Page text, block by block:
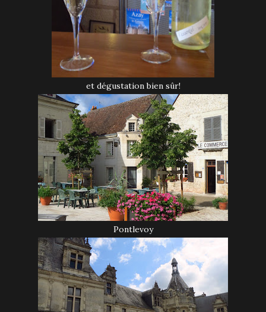
et dégustation bien sûr!
Pontlevoy